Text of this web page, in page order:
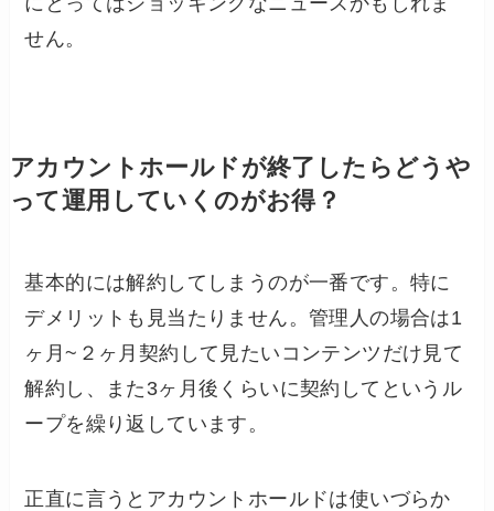
せん。
アカウントホールドが終了したらどうや
って運用していくのがお得？
基本的には解約してしまうのが一番です。特に
デメリットも見当たりません。管理人の場合は1
ヶ月~２ヶ月契約して見たいコンテンツだけ見て
解約し、また3ヶ月後くらいに契約してというル
ープを繰り返しています。
正直に言うとアカウントホールドは使いづらか